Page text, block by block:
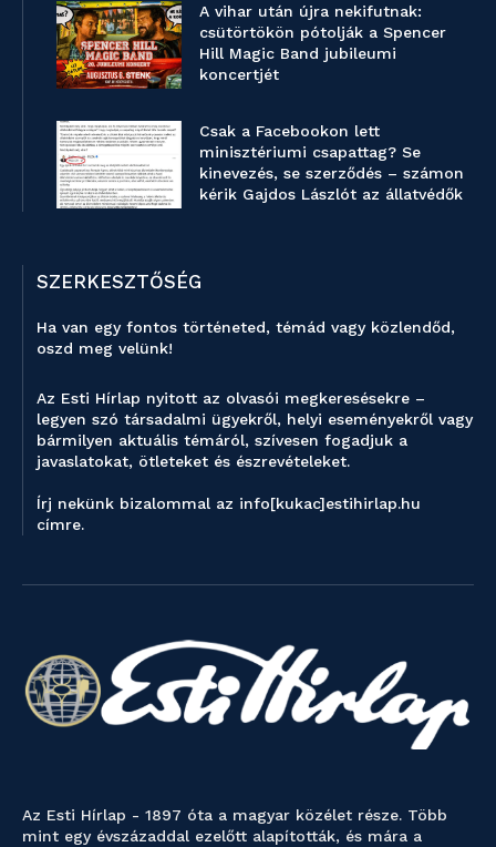
A vihar után újra nekifutnak:
csütörtökön pótolják a Spencer
Hill Magic Band jubileumi
koncertjét
Csak a Facebookon lett
minisztériumi csapattag? Se
kinevezés, se szerződés – számon
kérik Gajdos Lászlót az állatvédők
SZERKESZTŐSÉG
Ha van egy fontos történeted, témád vagy közlendőd,
oszd meg velünk!
Az Esti Hírlap nyitott az olvasói megkeresésekre –
legyen szó társadalmi ügyekről, helyi eseményekről vagy
bármilyen aktuális témáról, szívesen fogadjuk a
javaslatokat, ötleteket és észrevételeket.
Írj nekünk bizalommal az info[kukac]estihirlap.hu
címre.
Az Esti Hírlap - 1897 óta a magyar közélet része. Több
mint egy évszázaddal ezelőtt alapították, és mára a